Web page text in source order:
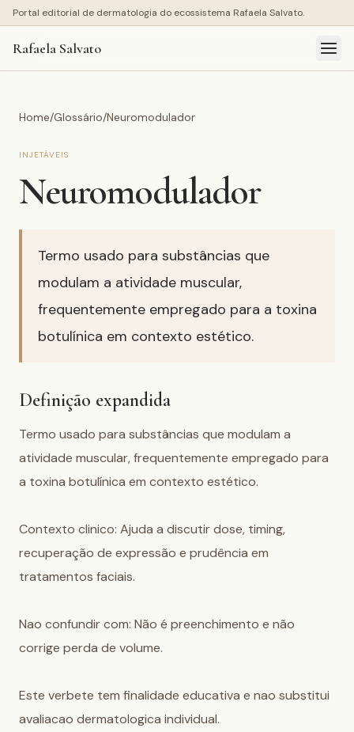
Portal editorial de dermatologia do ecossistema Rafaela Salvato.
Rafaela Salvato
Home/Glossário/Neuromodulador
INJETÁVEIS
Neuromodulador
Termo usado para substâncias que
modulam a atividade muscular,
frequentemente empregado para a toxina
botulínica em contexto estético.
Definição expandida
Termo usado para substâncias que modulam a
atividade muscular, frequentemente empregado para
a toxina botulínica em contexto estético.
Contexto clinico: Ajuda a discutir dose, timing,
recuperação de expressão e prudência em
tratamentos faciais.
Nao confundir com: Não é preenchimento e não
corrige perda de volume.
Este verbete tem finalidade educativa e nao substitui
avaliacao dermatologica individual.